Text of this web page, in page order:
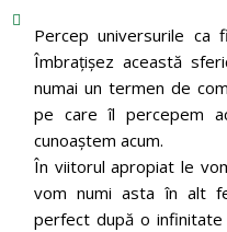
Percep universurile ca
Îmbrațișez această
numai un termen de
pe care îl percepem
cunoaștem acum.
În viitorul apropiat le
vom numi asta în alt
perfect după o